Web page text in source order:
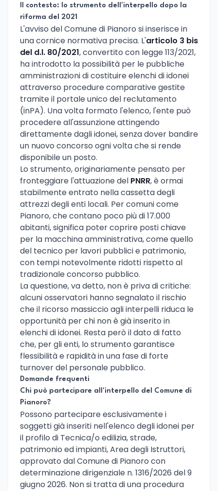
Il contesto: lo strumento dell'interpello dopo la
riforma del 2021
L'avviso del Comune di Pianoro si inserisce in
una cornice normativa precisa. L'articolo 3 bis
del d.l. 80/2021, convertito con legge 113/2021,
ha introdotto la possibilità per le pubbliche
amministrazioni di costituire elenchi di idonei
attraverso procedure comparative gestite
tramite il portale unico del reclutamento
(inPA). Una volta formato l'elenco, l'ente può
procedere all'assunzione attingendo
direttamente dagli idonei, senza dover bandire
un nuovo concorso ogni volta che si rende
disponibile un posto.
Lo strumento, originariamente pensato per
fronteggiare l'attuazione del PNRR, è ormai
stabilmente entrato nella cassetta degli
attrezzi degli enti locali. Per comuni come
Pianoro, che contano poco più di 17.000
abitanti, significa poter coprire posti chiave
per la macchina amministrativa, come quello
del tecnico per lavori pubblici e patrimonio,
con tempi notevolmente ridotti rispetto al
tradizionale concorso pubblico.
La questione, va detto, non è priva di critiche:
alcuni osservatori hanno segnalato il rischio
che il ricorso massiccio agli interpelli riduca le
opportunità per chi non è già inserito in
elenchi di idonei. Resta però il dato di fatto
che, per gli enti, lo strumento garantisce
flessibilità e rapidità in una fase di forte
turnover del personale pubblico.
Domande frequenti
Chi può partecipare all'interpello del Comune di
Pianoro?
Possono partecipare esclusivamente i
soggetti già inseriti nell'elenco degli idonei per
il profilo di Tecnica/o edilizia, strade,
patrimonio ed impianti, Area degli Istruttori,
approvato dal Comune di Pianoro con
determinazione dirigenziale n. 1316/2026 del 9
giugno 2026. Non si tratta di una procedura